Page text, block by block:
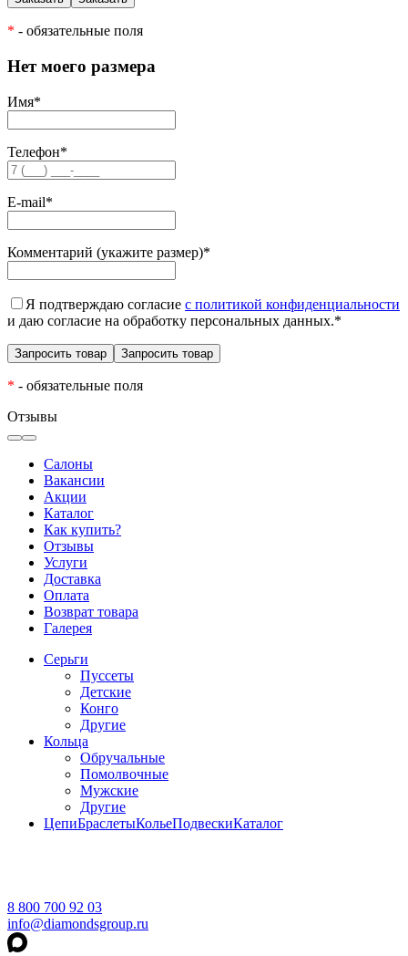
* - обязательные поля
Нет моего размера
Имя*
Телефон*
E-mail*
Комментарий (укажите размер)*
Я подтверждаю согласие с политикой конфиденциальности
и даю согласие на обработку персональных данных.*
* - обязательные поля
Отзывы
Салоны
Вакансии
Акции
Каталог
Как купить?
Отзывы
Услуги
Доставка
Оплата
Возврат товара
Галерея
Серьги
Пуссеты
Детские
Конго
Другие
Кольца
Обручальные
Помолвочные
Мужские
Другие
ЦепиБраслетыКольеПодвескиКаталог
8 800 700 92 03
info@diamondsgroup.ru